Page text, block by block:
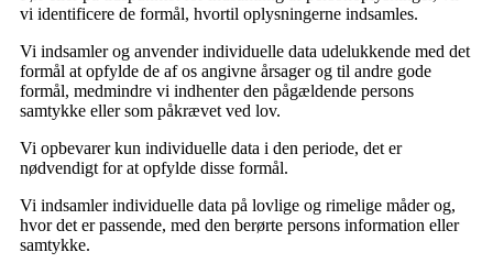
vi identificere de formål, hvortil oplysningerne indsamles.
Vi indsamler og anvender individuelle data udelukkende med det
formål at opfylde de af os angivne årsager og til andre gode
formål, medmindre vi indhenter den pågældende persons
samtykke eller som påkrævet ved lov.
Vi opbevarer kun individuelle data i den periode, det er
nødvendigt for at opfylde disse formål.
Vi indsamler individuelle data på lovlige og rimelige måder og,
hvor det er passende, med den berørte persons information eller
samtykke.